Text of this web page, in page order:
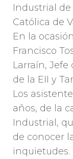
Industrial
Católica de
En la
Francisco
Larraín,
de la EII y
Los
años, de la
Industrial,
de conocer
inquietudes.